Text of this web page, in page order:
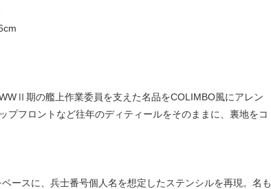
期の艦上作業委員を支えた名品をCOLIMBO風にアレン
プフロントなど往年のディティールをそのままに、裏地をコ
ースに、兵士番号個人名を想定したステンシルを再現。名も